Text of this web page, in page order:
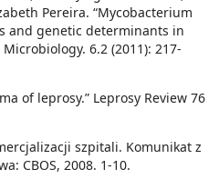
Pereira. “Mycobacterium
and genetic determinants in
6.2 (2011): 217-
of leprosy.” Leprosy Review 76
szpitali. Komunikat z
CBOS, 2008. 1-10.